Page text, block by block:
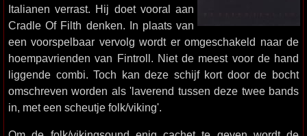
Italianen verrast. Hij doet vooral aan
Cradle Of Filth denken. In plaats van
een voorspelbaar vervolg wordt er omgeschakeld naar de
hoempavrienden van Fintroll. Niet de meest voor de hand
liggende combi. Toch kan deze schijf kort door de bocht
omschreven worden als 'laverend tussen deze twee bands
in, met een scheutje folk/viking'.